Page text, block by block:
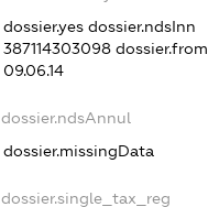
dossier.yes dossier.ndsInn
387114303098 dossier.from
09.06.14
dossier.ndsAnnul
dossier.missingData
dossier.single_tax_reg